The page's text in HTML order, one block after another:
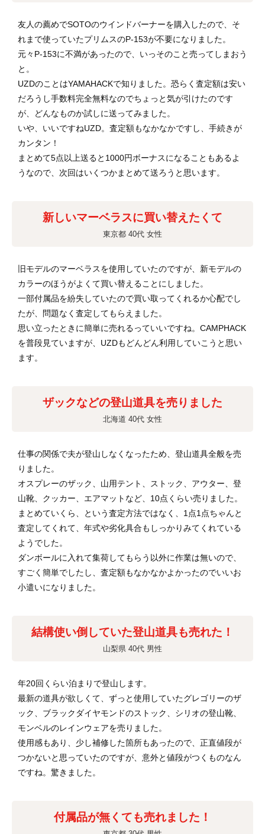
友人の薦めでSOTOのウインドバーナーを購入したので、そ
れまで使っていたプリムスのP-153が不要になりました。
元々P-153に不満があったので、いっそのこと売ってしまおう
と。
UZDのことはYAMAHACKで知りました。恐らく査定額は安い
だろうし手数料完全無料なのでちょっと気が引けたのです
が、どんなものか試しに送ってみました。
いや、いいですねUZD。査定額もなかなかですし、手続きが
カンタン！
まとめて5点以上送ると1000円ボーナスになることもあるよ
うなので、次回はいくつかまとめて送ろうと思います。
新しいマーベラスに買い替えたくて
東京都 40代 女性
旧モデルのマーベラスを使用していたのですが、新モデルの
カラーのほうがよくて買い替えることにしました。
一部付属品を紛失していたので買い取ってくれるか心配でし
たが、問題なく査定してもらえました。
思い立ったときに簡単に売れるっていいですね。CAMPHACK
を普段見ていますが、UZDもどんどん利用していこうと思い
ます。
ザックなどの登山道具を売りました
北海道 40代 女性
仕事の関係で夫が登山しなくなったため、登山道具全般を売
りました。
オスプレーのザック、山用テント、ストック、アウター、登
山靴、クッカー、エアマットなど、10点くらい売りました。
まとめていくら、という査定方法ではなく、1点1点ちゃんと
査定してくれて、年式や劣化具合もしっかりみてくれている
ようでした。
ダンボールに入れて集荷してもらう以外に作業は無いので、
すごく簡単でしたし、査定額もなかなかよかったのでいいお
小遣いになりました。
結構使い倒していた登山道具も売れた！
山梨県 40代 男性
年20回くらい泊まりで登山します。
最新の道具が欲しくて、ずっと使用していたグレゴリーのザ
ック、ブラックダイヤモンドのストック、シリオの登山靴、
モンベルのレインウェアを売りました。
使用感もあり、少し補修した箇所もあったので、正直値段が
つかないと思っていたのですが、意外と値段がつくものなん
ですね。驚きました。
付属品が無くても売れました！